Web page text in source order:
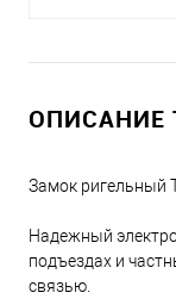
ОПИСАНИЕ
Замок ригельный
Надежный
подъездах и
связью.